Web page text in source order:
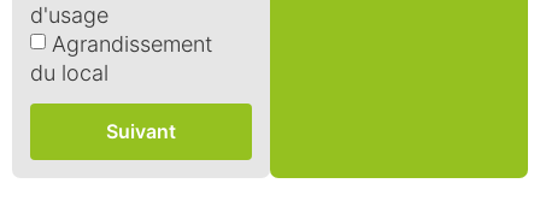
d'usage
Agrandissement
du local
Suivant